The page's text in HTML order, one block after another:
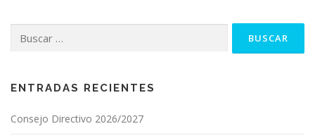
ENTRADAS RECIENTES
Consejo Directivo 2026/2027